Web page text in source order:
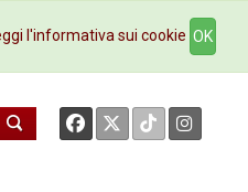
Contatti
l'informativa sui cookie OK